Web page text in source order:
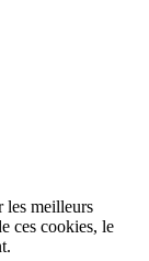
les meilleurs
ces cookies, le